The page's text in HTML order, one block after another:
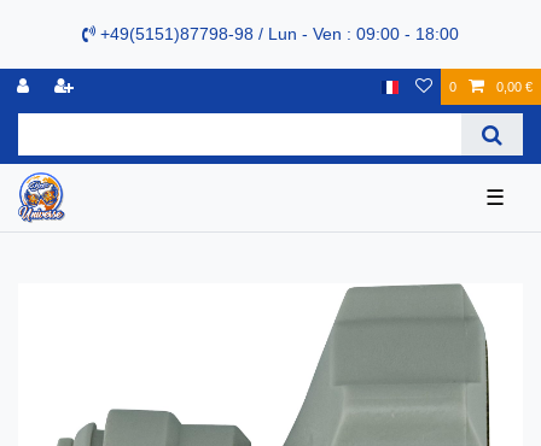
+49(5151)87798-98 / Lun - Ven : 09:00 - 18:00
0 0,00 €
☰